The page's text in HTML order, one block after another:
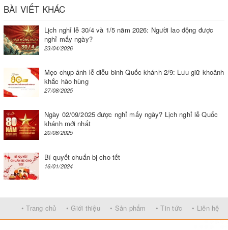
6. Bánh vít.
7. Trục vít.
8. Xích dẫn vô tận.
BÀI VIẾT KHÁC
Lịch nghỉ lễ 30/4 và 1/5 năm 2026: Người lao động được
nghỉ mấy ngày?
23/04/2026
Mẹo chụp ảnh lễ diễu binh Quốc khánh 2/9: Lưu giữ khoảnh
khắc hào hùng
27/08/2025
Ngày 02/09/2025 được nghỉ mấy ngày? Lịch nghỉ lễ Quốc
khánh mới nhất
20/08/2025
Bí quyết chuẩn bị cho tết
16/01/2024
• Trang chủ • Giới thiệu • Sản phẩm • Tin tức • Liên hệ